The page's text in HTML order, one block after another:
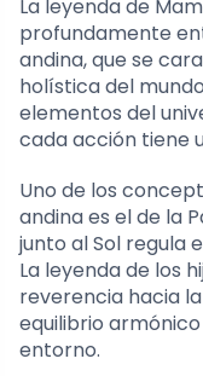
La leyenda de
profundamente
andina, que se
holística del
elementos del
cada acción tiene
Uno de los
andina es el de la
junto al Sol regula
La leyenda de los
reverencia hacia
equilibrio
entorno.